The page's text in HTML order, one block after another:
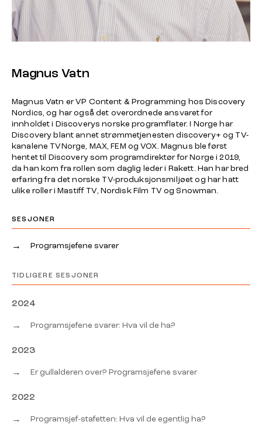
Magnus Vatn
Magnus Vatn er VP Content & Programming hos Discovery
Nordics, og har også det overordnede ansvaret for
innholdet i Discoverys norske programflater. I Norge har
Discovery blant annet strømmetjenesten discovery+ og TV-
kanalene TVNorge, MAX, FEM og VOX. Magnus ble først
hentet til Discovery som programdirektør for Norge i 2019,
da han kom fra rollen som daglig leder i Rakett. Han har bred
erfaring fra det norske TV-produksjonsmiljøet og har hatt
ulike roller i Mastiff TV, Nordisk Film TV og Snowman.
SESJONER
→ Programsjefene svarer
TIDLIGERE SESJONER
2024
→ Programsjefene svarer: Hva vil de ha?
2023
→ Er gullalderen over? Programsjefene svarer
2022
→ Programsjef-stafetten: Hva vil de egentlig ha?